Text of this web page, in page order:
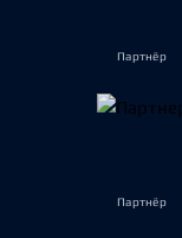
Партнёр
Партнёр